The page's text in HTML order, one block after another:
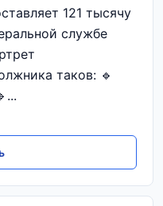
121 тысячу
службе
таков: 🔹